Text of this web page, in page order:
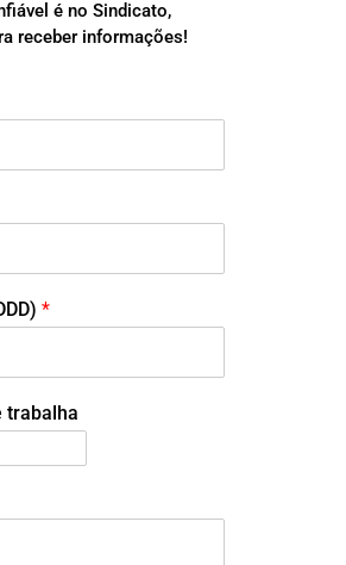
é no Sindicato,
receber informações!
*
trabalha